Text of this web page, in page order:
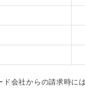
会社からの請求時に